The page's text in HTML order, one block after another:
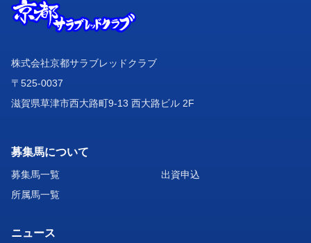
さらに積極的に交流競走にも出走させることで、
引き続き同様の取り組みを継続していくつもりで
ございます。
年産馬までの規約は地方競馬馬主の資格を有して
いないことを前提としており、勝ち上がった馬に
ついては出資会員様全員の同意を得られない限り
ることで選択肢が狭まる結果となりかねません。
株式会社京都サラブレッドクラブ
〒525-0037
滋賀県草津市西大路町9-13 西大路ビル 2F
募集馬について
募集馬一覧
出資申込
所属馬一覧
ニュース